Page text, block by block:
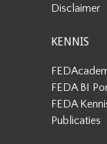
Disclaimer
KENNIS
FEDA BI
FEDA
Publicaties